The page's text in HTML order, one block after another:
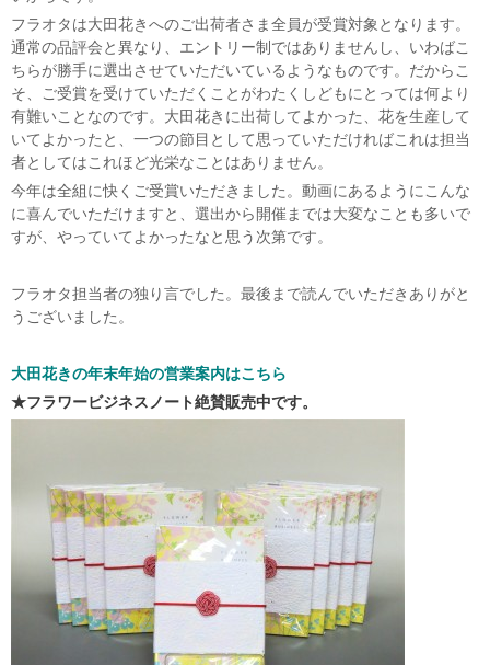
フラオタは大田花きへのご出荷者さま全員が受賞対象となります。
通常の品評会と異なり、エントリー制ではありませんし、いわばこ
ちらが勝手に選出させていただいているようなものです。だからこ
そ、ご受賞を受けていただくことがわたくしどもにとっては何より
有難いことなのです。大田花きに出荷してよかった、花を生産して
いてよかったと、一つの節目として思っていただければこれは担当
者としてはこれほど光栄なことはありません。
今年は全組に快くご受賞いただきました。動画にあるようにこんな
に喜んでいただけますと、選出から開催までは大変なことも多いで
すが、やっていてよかったなと思う次第です。
フラオタ担当者の独り言でした。最後まで読んでいただきありがと
うございました。
大田花きの年末年始の営業案内はこちら
★フラワービジネスノート絶賛販売中です。